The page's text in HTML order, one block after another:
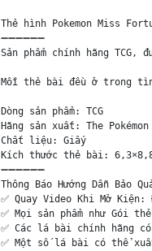
Thẻ hình Pokemon Miss
➖➖➖➖➖➖
Sản phẩm chính hãng
Mỗi thẻ bài đều ở trong
Dòng sản phẩm: TCG
Hãng sản xuất: The Pokémon
Chất liệu: Giấy
Kích thước thẻ bài:
➖➖➖➖➖➖
Thông Báo Hướng Dẫn Bảo
✅ Quay Video Khi Mở
✅ Mọi sản phẩm như Gói
✅ Các lá bài chính hãng
✅ Một số lá bài có thể